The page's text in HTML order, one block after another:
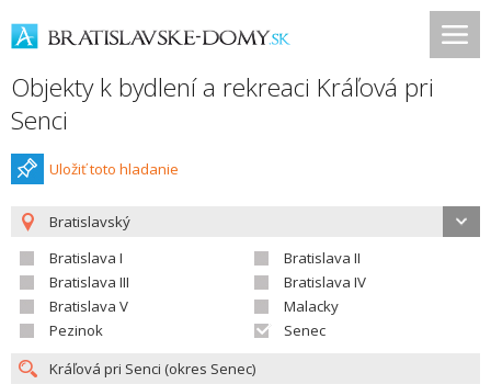
Objekty k bydlení a rekreaci Kráľová pri
Senci
Uložiť toto hladanie
Bratislavský
Bratislava I
Bratislava II
Bratislava III
Bratislava IV
Bratislava V
Malacky
Pezinok
Senec